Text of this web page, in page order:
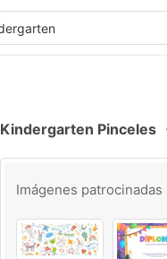
Kindergarten Pinceles
Imágenes patrocinadas